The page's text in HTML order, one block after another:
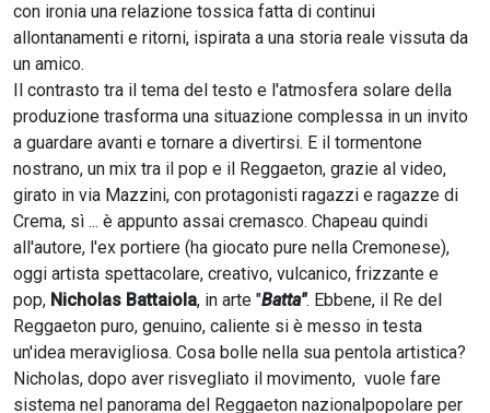
con ironia una relazione tossica fatta di continui
allontanamenti e ritorni, ispirata a una storia reale vissuta da
un amico.
Il contrasto tra il tema del testo e l'atmosfera solare della
produzione trasforma una situazione complessa in un invito
a guardare avanti e tornare a divertirsi. E il tormentone
nostrano, un mix tra il pop e il Reggaeton, grazie al video,
girato in via Mazzini, con protagonisti ragazzi e ragazze di
Crema, sì ... è appunto assai cremasco. Chapeau quindi
all'autore, l'ex portiere (ha giocato pure nella Cremonese),
oggi artista spettacolare, creativo, vulcanico, frizzante e
pop, Nicholas Battaiola, in arte "Batta". Ebbene, il Re del
Reggaeton puro, genuino, caliente si è messo in testa
un'idea meravigliosa. Cosa bolle nella sua pentola artistica?
Nicholas, dopo aver risvegliato il movimento, vuole fare
sistema nel panorama del Reggaeton nazionalpopolare per